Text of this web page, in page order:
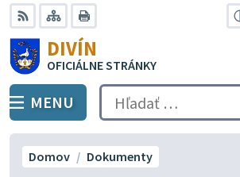
Preskočiť
na
obsah
RSS Mapa
DIVÍN
OFICIÁLNE STRÁNKY
PREPNÚŤ
MENU Hľadať:
Domov Dokumenty